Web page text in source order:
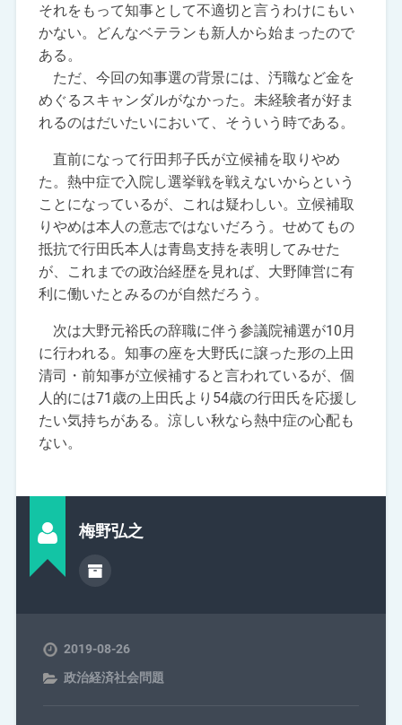
それをもって知事として不適切と言うわけにもい
かない。どんなベテランも新人から始まったので
ある。
ただ、今回の知事選の背景には、汚職など金を
めぐるスキャンダルがなかった。未経験者が好ま
れるのはだいたいにおいて、そういう時である。
直前になって行田邦子氏が立候補を取りやめ
た。熱中症で入院し選挙戦を戦えないからという
ことになっているが、これは疑わしい。立候補取
りやめは本人の意志ではないだろう。せめてもの
抵抗で行田氏本人は青島支持を表明してみせた
が、これまでの政治経歴を見れば、大野陣営に有
利に働いたとみるのが自然だろう。
次は大野元裕氏の辞職に伴う参議院補選が10月
に行われる。知事の座を大野氏に譲った形の上田
清司・前知事が立候補すると言われているが、個
人的には71歳の上田氏より54歳の行田氏を応援し
たい気持ちがある。涼しい秋なら熱中症の心配も
ない。
梅野弘之
2019-08-26
政治経済社会問題